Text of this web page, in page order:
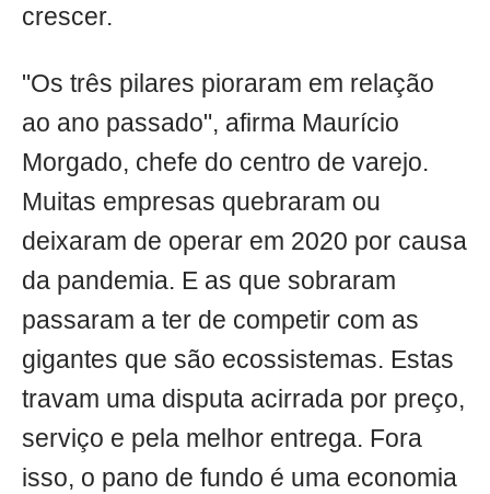
crescer.
"Os três pilares pioraram em relação
ao ano passado", afirma Maurício
Morgado, chefe do centro de varejo.
Muitas empresas quebraram ou
deixaram de operar em 2020 por causa
da pandemia. E as que sobraram
passaram a ter de competir com as
gigantes que são ecossistemas. Estas
travam uma disputa acirrada por preço,
serviço e pela melhor entrega. Fora
isso, o pano de fundo é uma economia